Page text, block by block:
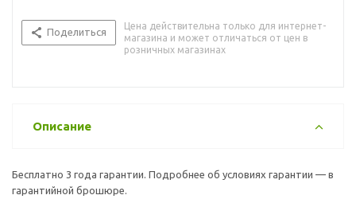
Поделиться
Цена действительна только для интернет-
магазина и может отличаться от цен в
розничных магазинах
Описание
Бесплатно 3 года гарантии. Подробнее об условиях гарантии — в
гарантийной брошюре.